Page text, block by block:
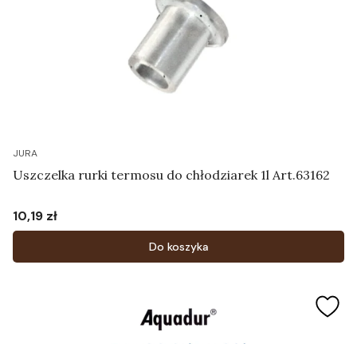
JURA
Uszczelka rurki termosu do chłodziarek 1l Art.63162
Cena
10,19 zł
Do koszyka